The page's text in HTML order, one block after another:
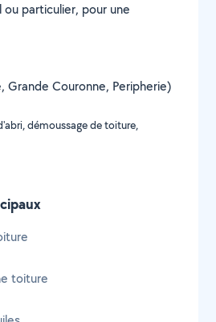
particulier, pour une
Grande Couronne, Peripherie)
démoussage de toiture,
toiture